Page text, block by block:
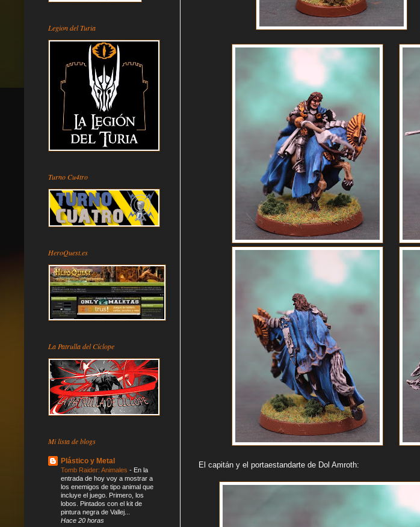
El capitán y el portaestandarte de Dol Amroth:
Legion del Turia
Turno Cu4tro
HeroQuest.es
La Patrulla del Cíclope
Mi lista de blogs
Plástico y Metal
Tomb Raider: Animales - En la
entrada de hoy voy a mostrar a
los enemigos de tipo animal que
incluye el juego. Primero, los
lobos. Pintados con el kit de
pintura negra de Vallej...
Hace 20 horas